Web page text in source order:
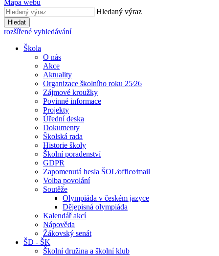
Mapa webu
Hledaný výraz
Hledat
rozšířené vyhledávání
Škola
O nás
Akce
Aktuality
Organizace školního roku 25⁄26
Zájmové kroužky
Povinné informace
Projekty
Úřední deska
Dokumenty
Školská rada
Historie školy
Školní poradenství
GDPR
Zapomenutá hesla ŠOL⁄office⁄mail
Volba povolání
Soutěže
Olympiáda v českém jazyce
Dějepisná olympiáda
Kalendář akcí
Nápověda
Žákovský senát
ŠD - ŠK
Školní družina a školní klub